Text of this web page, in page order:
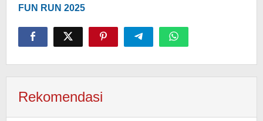
FUN RUN 2025
Rekomendasi